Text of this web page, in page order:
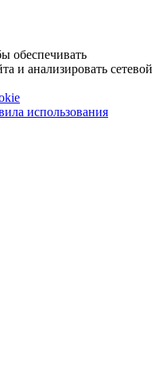
обеспечивать
и анализировать сетевой
использования